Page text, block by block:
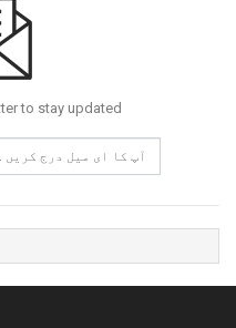
to stay updated.